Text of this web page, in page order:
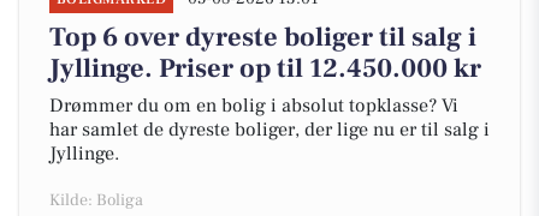
Top 6 over dyreste boliger til salg i
Jyllinge. Priser op til 12.450.000 kr
Drømmer du om en bolig i absolut topklasse? Vi
har samlet de dyreste boliger, der lige nu er til salg i
Jyllinge.
Kilde: Boliga